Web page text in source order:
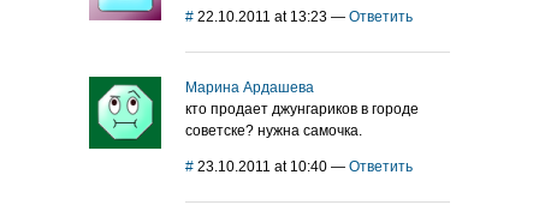
# 22.10.2011 at 13:23 — Ответить
Марина Ардашева
кто продает джунгариков в городе
советске? нужна самочка.
# 23.10.2011 at 10:40 — Ответить